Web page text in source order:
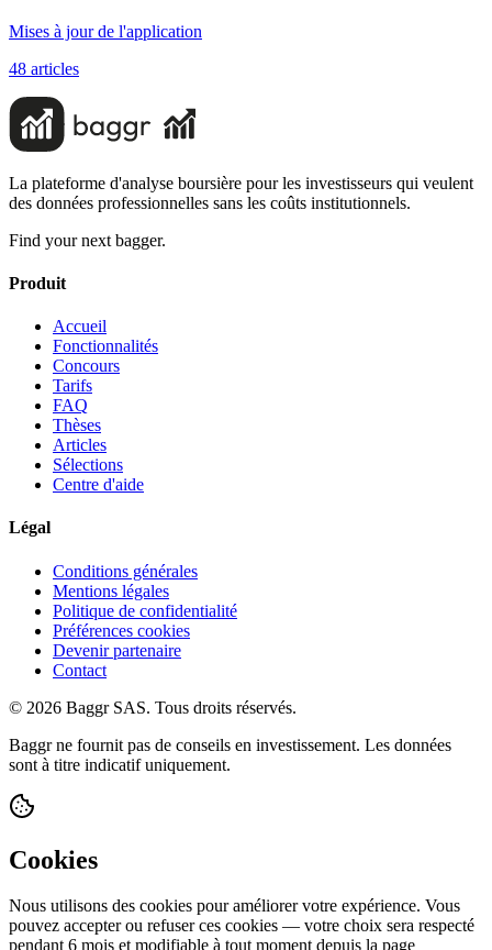
Mises à jour de l'application
48 articles
La plateforme d'analyse boursière pour les investisseurs qui veulent
des données professionnelles sans les coûts institutionnels.
Find your next bagger.
Produit
Accueil
Fonctionnalités
Concours
Tarifs
FAQ
Thèses
Articles
Sélections
Centre d'aide
Légal
Conditions générales
Mentions légales
Politique de confidentialité
Préférences cookies
Devenir partenaire
Contact
© 2026 Baggr SAS. Tous droits réservés.
Baggr ne fournit pas de conseils en investissement. Les données
sont à titre indicatif uniquement.
Cookies
Nous utilisons des cookies pour améliorer votre expérience. Vous
pouvez accepter ou refuser ces cookies — votre choix sera respecté
pendant 6 mois et modifiable à tout moment depuis la page